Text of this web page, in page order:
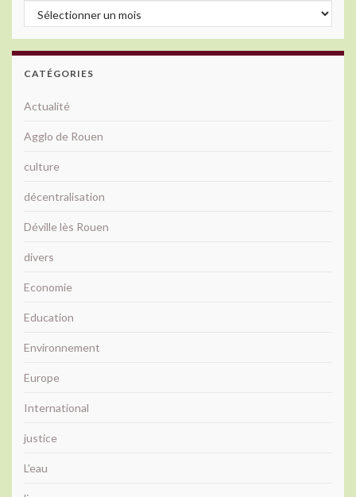
Archives
CATÉGORIES
Actualité
Agglo de Rouen
culture
décentralisation
Déville lès Rouen
divers
Economie
Education
Environnement
Europe
International
justice
L'eau